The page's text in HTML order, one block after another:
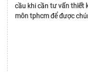
cầu khi cần tư vấn thiết
môn tphcmđể được